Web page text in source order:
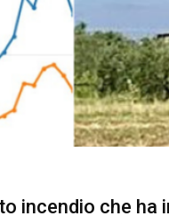
incendio che